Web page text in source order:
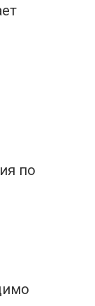
по